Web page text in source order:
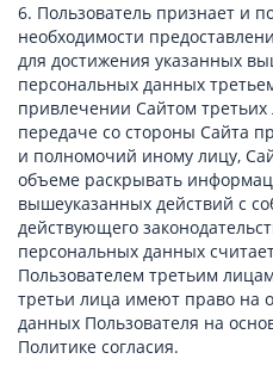
6. Пользователь признает и
необходимости
для достижения указанных
персональных данных
привлечении Сайтом третьих
передаче со стороны Сайта
и полномочий иному лицу,
объеме раскрывать
вышеуказанных действий с
действующего
персональных данных
Пользователем третьим
третьи лица имеют право на
данных Пользователя на
Политике согласия.